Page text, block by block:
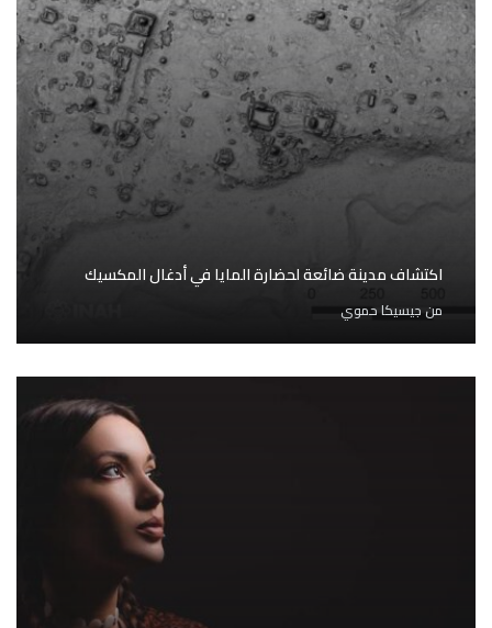
اكتشاف مدينة ضائعة لحضارة المايا في أدغال المكسيك
من جيسيكا حموي